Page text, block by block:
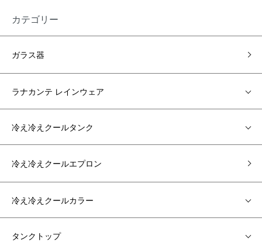
カテゴリー
ガラス器
ラナカンテ レインウェア
冷え冷えクールタンク
冷え冷えクールエプロン
冷え冷えクールカラー
タンクトップ